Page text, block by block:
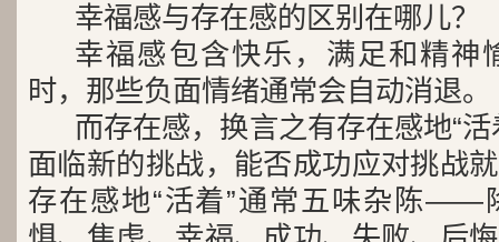
幸福感与存在感的区别在哪儿？
幸福感包含快乐，满足和精神
时，那些负面情绪通常会自动消退。
而存在感，换言之有存在感地“
面临新的挑战，能否成功应对挑战
存在感地“活着”通常五味杂陈——